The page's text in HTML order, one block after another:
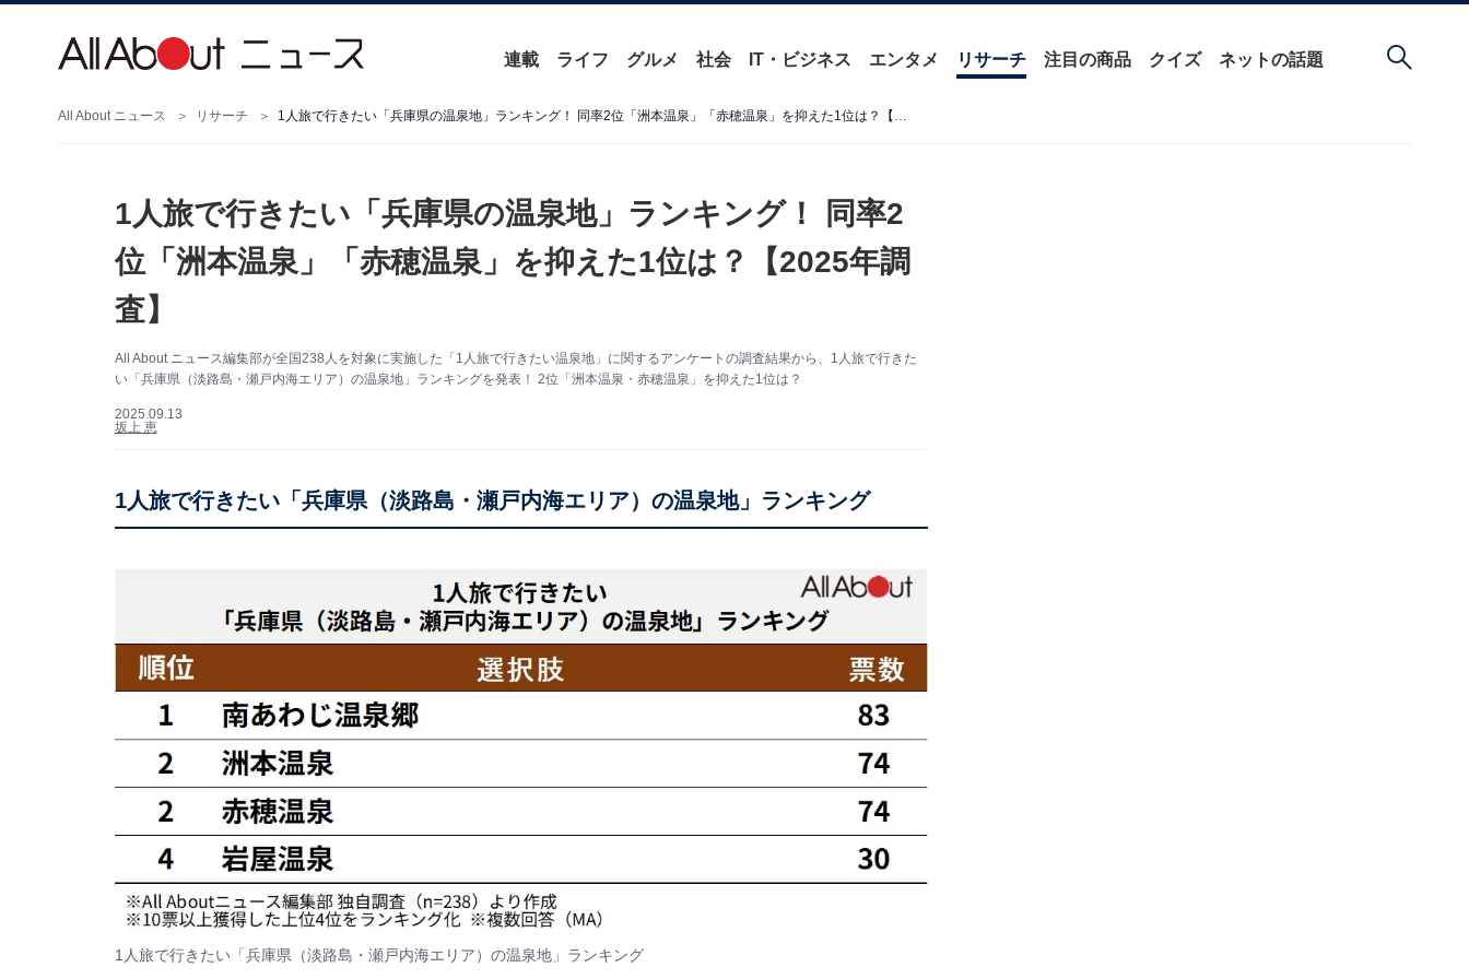
連載 ライフ グルメ 社会 IT・ビジネス エンタメ リサーチ 注目の商品 クイズ ネットの話題
All About ニュース リサーチ 1人旅で行きたい「兵庫県の温泉地」ランキング！ 同率2位「洲本温泉」「赤穂温泉」を抑えた1位は？【2025年調査】
1人旅で行きたい「兵庫県の温泉地」ランキング！ 同率2
位「洲本温泉」「赤穂温泉」を抑えた1位は？【2025年調
査】
All About ニュース編集部が全国238人を対象に実施した「1人旅で行きたい温泉地」に関するアンケートの調査結果から、1人旅で行きた
い「兵庫県（淡路島・瀬戸内海エリア）の温泉地」ランキングを発表！ 2位「洲本温泉・赤穂温泉」を抑えた1位は？
2025.09.13
坂上 恵
1人旅で行きたい「兵庫県（淡路島・瀬戸内海エリア）の温泉地」ランキング
1人旅で行きたい「兵庫県（淡路島・瀬戸内海エリア）の温泉地」ランキング